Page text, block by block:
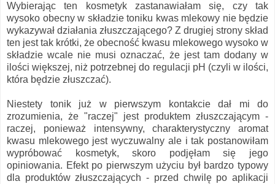
Wybierając ten kosmetyk zastanawiałam się, czy tak
wysoko obecny w składzie toniku kwas mlekowy nie będzie
wykazywał działania złuszczającego? Z drugiej strony skład
ten jest tak krótki, że obecność kwasu mlekowego wysoko w
składzie wcale nie musi oznaczać, że jest tam dodany w
ilości większej, niż potrzebnej do regulacji pH (czyli w ilości,
która będzie złuszczać).
Niestety tonik już w pierwszym kontakcie dał mi do
zrozumienia, że "raczej" jest produktem złuszczającym -
raczej, ponieważ intensywny, charakterystyczny aromat
kwasu mlekowego jest wyczuwalny ale i tak postanowiłam
wypróbować kosmetyk, skoro podjęłam się jego
opiniowania. Efekt po pierwszym użyciu był bardzo typowy
dla produktów złuszczających - przed chwilę po aplikacji